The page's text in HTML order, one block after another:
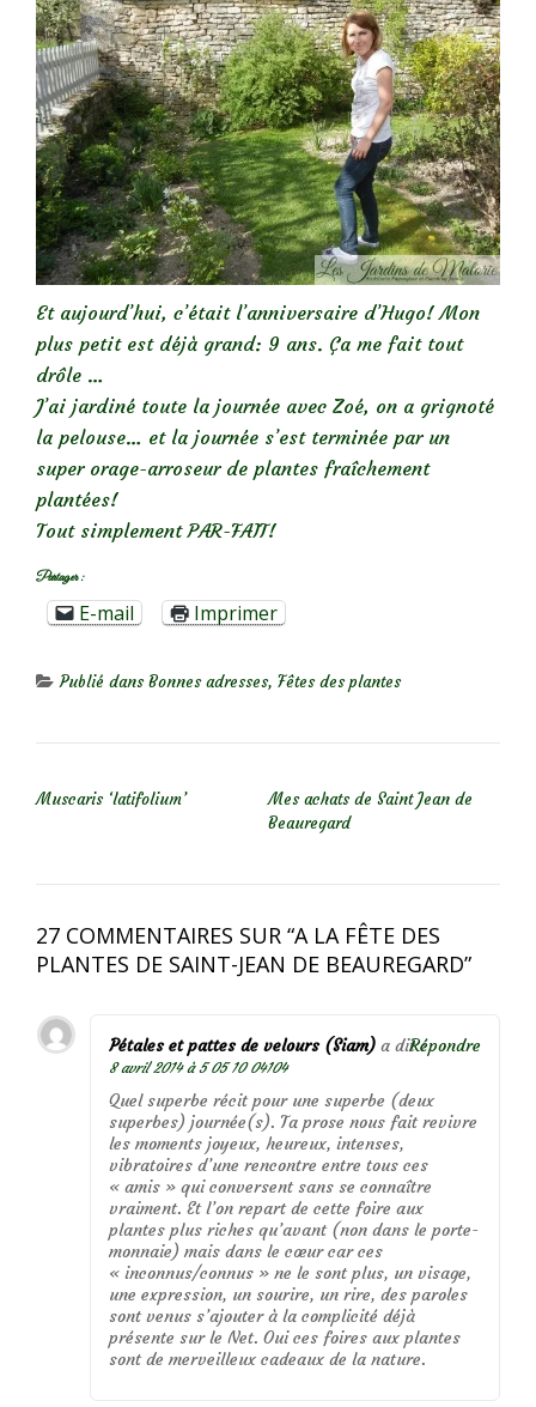
Et aujourd’hui, c’était l’anniversaire d’Hugo! Mon
plus petit est déjà grand: 9 ans. Ça me fait tout
drôle …
J’ai jardiné toute la journée avec Zoé, on a grignoté
la pelouse… et la journée s’est terminée par un
super orage-arroseur de plantes fraîchement
plantées!
Tout simplement PAR-FAIT!
Partager :
E-mail Imprimer
Publié dansBonnes adresses, Fêtes des plantes
Muscaris ‘latifolium’
Mes achats de Saint Jean de
Beauregard
27 COMMENTAIRES SUR “A LA FÊTE DES
PLANTES DE SAINT-JEAN DE BEAUREGARD”
Pétales et pattes de velours (Siam) a dit :
8 avril 2014 à 5 05 10 04104
Quel superbe récit pour une superbe (deux
superbes) journée(s). Ta prose nous fait revivre
les moments joyeux, heureux, intenses,
vibratoires d’une rencontre entre tous ces
« amis » qui conversent sans se connaître
vraiment. Et l’on repart de cette foire aux
plantes plus riches qu’avant (non dans le porte-
monnaie) mais dans le cœur car ces
« inconnus/connus » ne le sont plus, un visage,
une expression, un sourire, un rire, des paroles
sont venus s’ajouter à la complicité déjà
présente sur le Net. Oui ces foires aux plantes
sont de merveilleux cadeaux de la nature.
Répondre